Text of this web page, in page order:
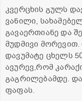
კვერცხის გულს
ვანილი,
გავაერთიანე და
მუდმივი
დავუმატე ცხელს
ავურევ,რომ
გაგრილებამდე.
ფაფას.